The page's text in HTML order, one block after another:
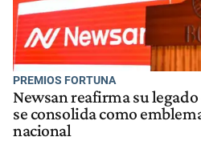
PREMIOS FORTUNA
Newsan reafirma su
se consolida como
nacional